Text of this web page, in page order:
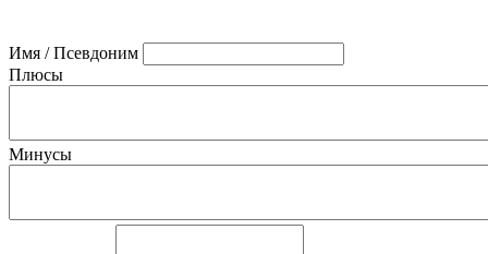
Имя / Псевдоним
Плюсы
Минусы